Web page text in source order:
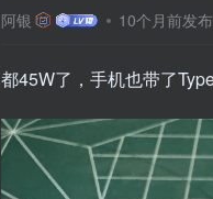
阿银 10个月前发布
都45W了，手机也带了